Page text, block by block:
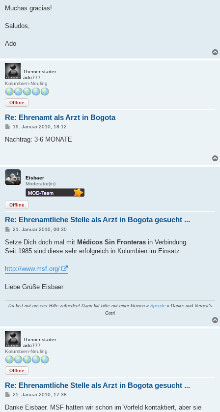
Muchas gracias!
Saludos,
Ado
Themenstarter
ado777
Kolumbien-Neuling
Offline
Re: Ehrenamt als Arzt in Bogota
B
i
19. Januar 2010, 18:12
Nachtrag: 3-6 MONATE
Eisbaer
Moderator(in)
Offline
Re: Ehrenamtliche Stelle als Arzt in Bogota gesucht ...
B
i
r
21. Januar 2010, 00:30
Setze Dich doch mal mit Médicos Sin Fronteras in Verbindung.
Seit 1985 sind diese sehr erfolgreich in Kolumbien im Einsatz.
http://www.msf.org/
Liebe Grüße Eisbaer
Du bist mit unserer Hilfe zufrieden! Dann hilf bitte mit einer kleinen » Spende« Danke und Vergelt's
Gott!
Themenstarter
ado777
Kolumbien-Neuling
Offline
Re: Ehrenamtliche Stelle als Arzt in Bogota gesucht ...
B
i
25. Januar 2010, 17:38
Danke Eisbaer. MSF hatten wir schon im Vorfeld kontaktiert, aber sie